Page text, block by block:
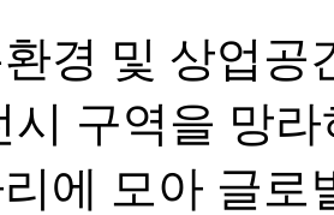
경 및 상업공
시 구역을 망
에 모아 글로